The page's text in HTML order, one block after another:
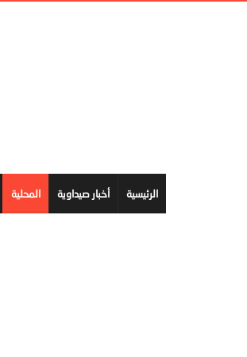
الرئيسية أخبار صيداوية المحلية